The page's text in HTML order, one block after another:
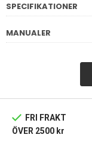
SPECIFIKATIONER
MANUALER
FRI FRAKT
ÖVER 2500 kr